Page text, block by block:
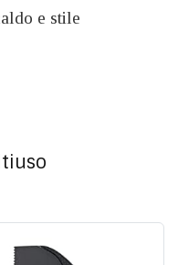
e stile